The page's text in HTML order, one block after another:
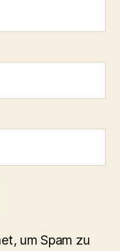
um Spam zu